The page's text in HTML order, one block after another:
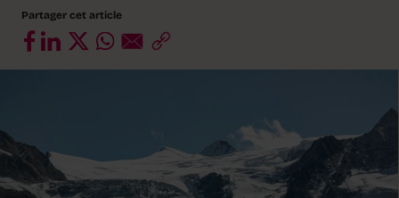
Partager cet article